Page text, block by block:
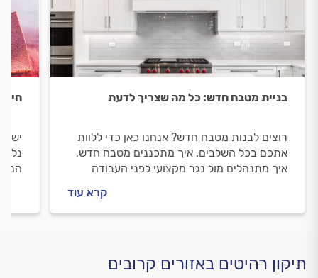
בניית מטבח חדש: כל מה שצריך לדעת
רוצים לבנות מטבח חדש? אנחנו כאן כדי ללוות
אתכם בכל השלבים. איך מתכננים מטבח חדש,
איך מתנהלים מול נגר מקצועי לפני העבודה
קרא עוד
יש
תיקון רהיטים באזורים קרובים